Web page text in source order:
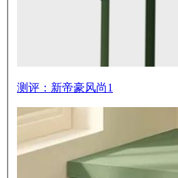
测评：新帝豪风尚1